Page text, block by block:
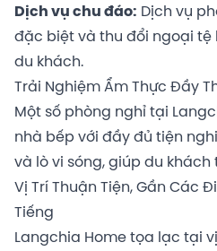
Dịch vụ chu đáo: Dịch vụ
đặc biệt và thu đổi ngoại tệ
du khách.
Trải Nghiệm Ẩm Thực Đầy
Một số phòng nghỉ tại
nhà bếp với đầy đủ tiện
và lò vi sóng, giúp du
Vị Trí Thuận Tiện, Gần Các
Tiếng
Langchia Home tọa lạc tại